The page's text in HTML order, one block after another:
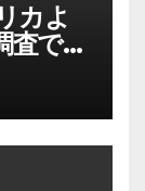
カよ
で初